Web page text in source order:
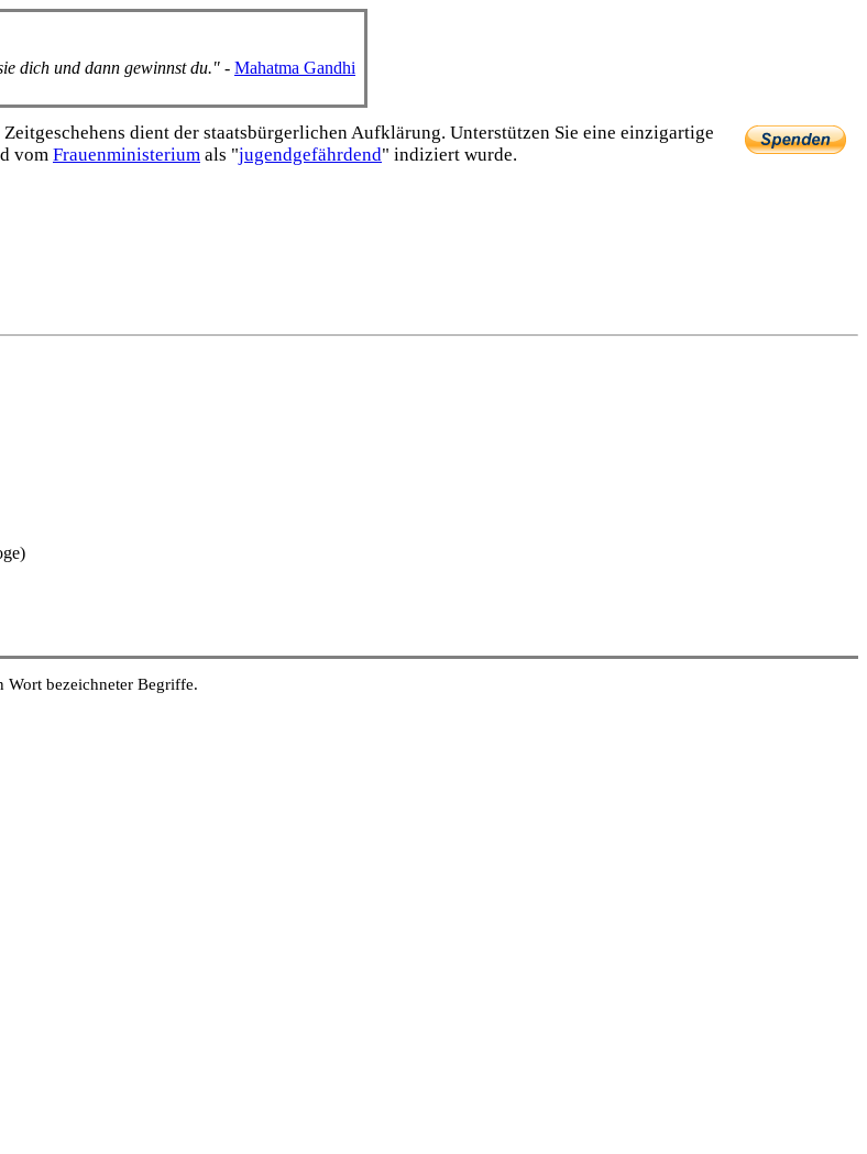
dich und dann gewinnst du." - Mahatma Gandhi
dient der staats­bürgerlichen Aufklärung. Unterstützen Sie eine einzig­artige
vom Frauen­ministerium als "jugend­gefährdend" indiziert wurde.
Wort bezeichneter Begriffe.